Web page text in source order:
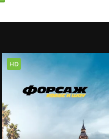
HD